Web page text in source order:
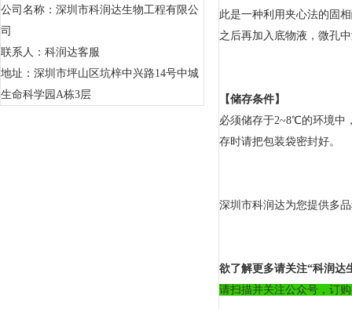
公司名称：深圳市科润达生物工程有限公
司
联系人：科润达客服
地址：深圳市坪山区坑梓中兴路14号中城
生命科学园A栋3层
此是一种利用夹心法的固
之后再加入底物液，微孔
【储存条件】
必须储存于2~8℃的环境中
存时请把包装袋密封好。
深圳市科润达为您提供多
欲了解更多请关注“科润达
请扫描并关注公众号，订